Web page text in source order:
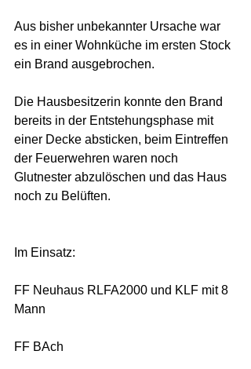
Aus bisher unbekannter Ursache war
es in einer Wohnküche im ersten Stock
ein Brand ausgebrochen.
Die Hausbesitzerin konnte den Brand
bereits in der Entstehungsphase mit
einer Decke absticken, beim Eintreffen
der Feuerwehren waren noch
Glutnester abzulöschen und das Haus
noch zu Belüften.
Im Einsatz:
FF Neuhaus RLFA2000 und KLF mit 8
Mann
FF BAch